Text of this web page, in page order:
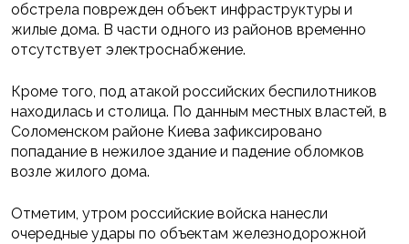
обстрела поврежден объект инфраструктуры и
жилые дома. В части одного из районов временно
отсутствует электроснабжение.
Кроме того, под атакой российских беспилотников
находилась и столица. По данным местных властей, в
Соломенском районе Киева зафиксировано
попадание в нежилое здание и падение обломков
возле жилого дома.
Отметим, утром российские войска нанесли
очередные удары по объектам железнодорожной